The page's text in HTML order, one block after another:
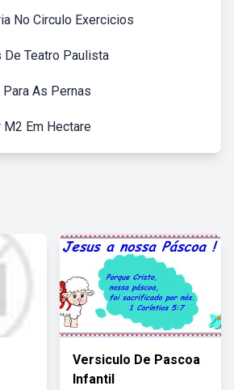
No Circulo Exercicios
De Teatro Paulista
As Pernas
M2 Em Hectare
Versiculo De Pascoa
Infantil